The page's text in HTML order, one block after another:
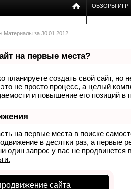
ОБЗОРЫ ИГР
» Материалы за 30.01.2012
на первые места?
планируете создать свой сайт, но
не просто процесс, а целый
и повышение его позиций в
на первые места в поиске
в десятки раз, а первые
один запрос у вас не продвинется
сайта